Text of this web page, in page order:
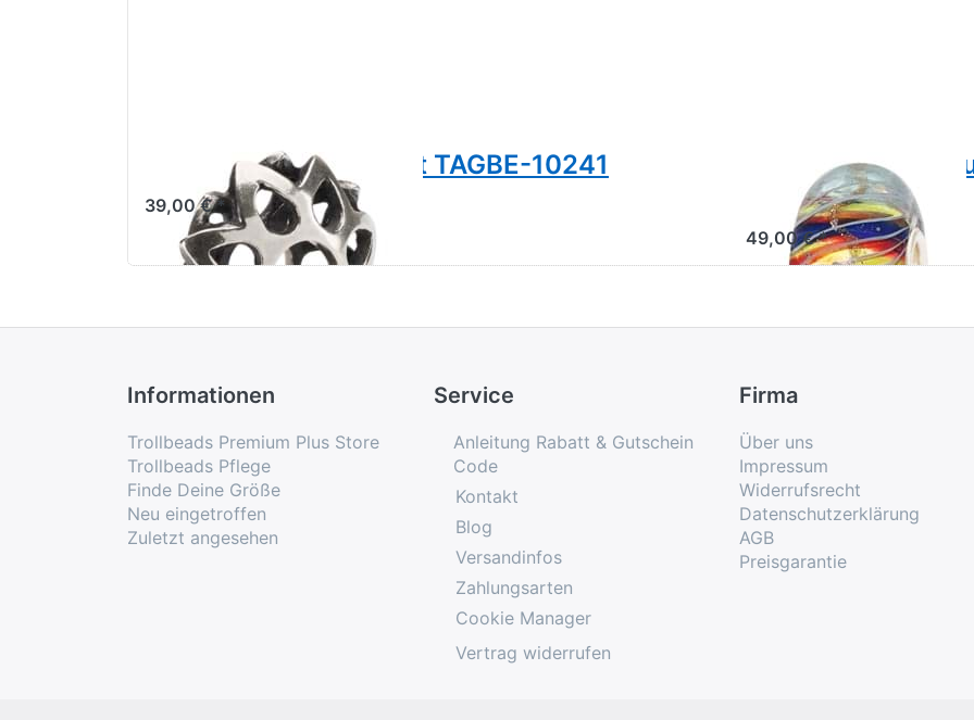
Kraft der Gelassenheit TAGBE-10241
39,00 € *
Farben der
Uniques 2020
49,00 € *
Informationen
Trollbeads Premium Plus Store
Trollbeads Pflege
Finde Deine Größe
Neu eingetroffen
Zuletzt angesehen
Service
Anleitung Rabatt & Gutschein
Code
Kontakt
Blog
Versandinfos
Zahlungsarten
Cookie Manager
Vertrag widerrufen
Firma
Über uns
Impressum
Widerrufsrecht
Datenschutzerklärung
AGB
Preisgarantie